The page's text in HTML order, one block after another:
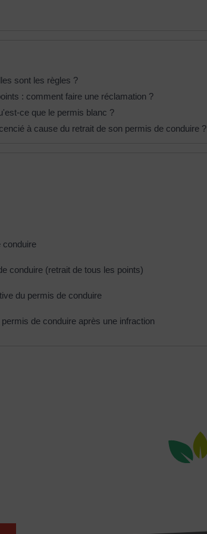
sont les règles ?
: comment faire une réclamation ?
ce que le permis blanc ?
à cause du retrait de son permis de conduire ?
conduire
conduire (retrait de tous les points)
du permis de conduire
de conduire après une infraction